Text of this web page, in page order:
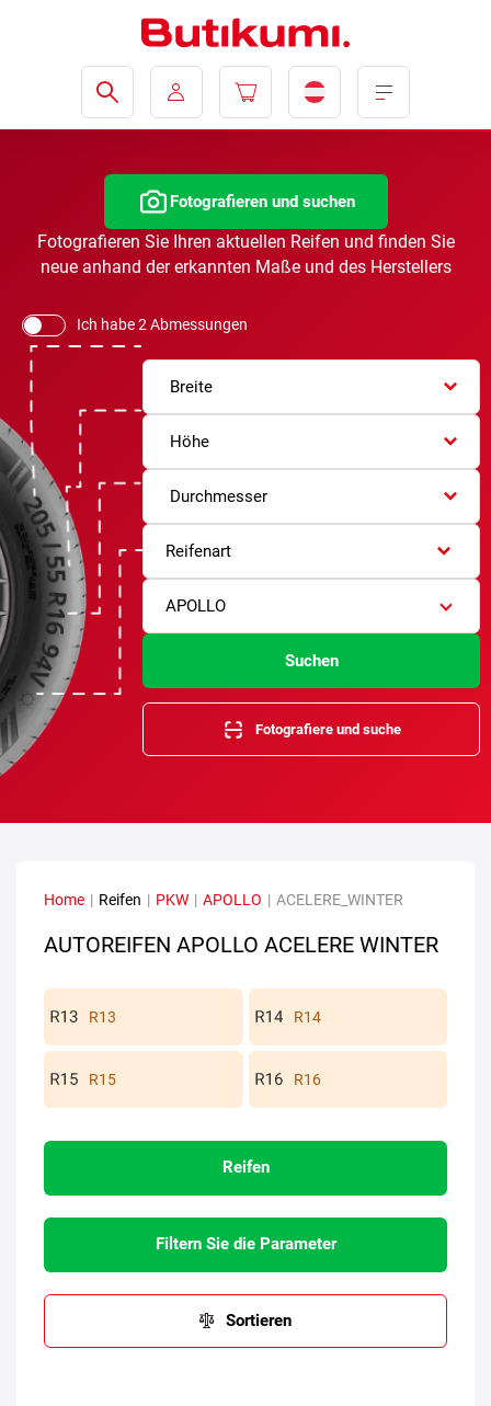
Fotografieren und suchen
Fotografieren Sie Ihren aktuellen Reifen und finden Sie
neue anhand der erkannten Maße und des Herstellers
Ich habe 2 Abmessungen
Breite
Höhe
Durchmesser
Reifenart
APOLLO
Suchen
Fotografiere und suche
Home | Reifen | PKW | APOLLO | ACELERE_WINTER
AUTOREIFEN APOLLO ACELERE WINTER
R13 R14
R15 R16
Reifen
Filtern Sie die Parameter
Sortieren